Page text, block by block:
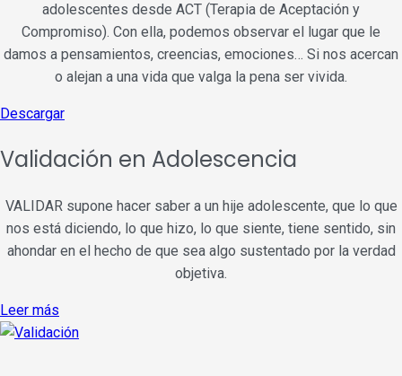
adolescentes desde ACT (Terapia de Aceptación y
Compromiso). Con ella, podemos observar el lugar que le
damos a pensamientos, creencias, emociones… Si nos acercan
o alejan a una vida que valga la pena ser vivida.
Descargar
Validación en Adolescencia
VALIDAR supone hacer saber a un hije adolescente, que lo que
nos está diciendo, lo que hizo, lo que siente, tiene sentido, sin
ahondar en el hecho de que sea algo sustentado por la verdad
objetiva.
Leer más